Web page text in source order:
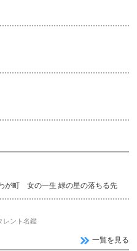
町 女の一生 緑の星の落ちる先
レント名鑑
一覧を見る